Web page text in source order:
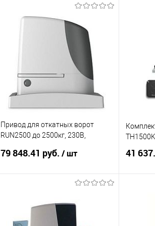
В корзину
К сравнению
Под заказ
В
Привод для откатных ворот
RUN2500 до 2500кг, 230В,
79 848.41 руб. / шт
Купить в 1 клик
К сравнению
41